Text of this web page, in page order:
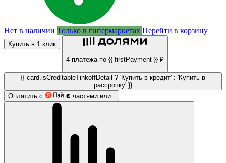
Нет в наличии Только в гипермаркетах Перейти в корзину
Купить в 1 клик
4 платежа по {{ firstPayment }} ₽
{{ card.isCreditableTinkoffDetail ? 'Купить в кредит' : 'Купить в
рассрочку' }}
Оплатить с
частями или